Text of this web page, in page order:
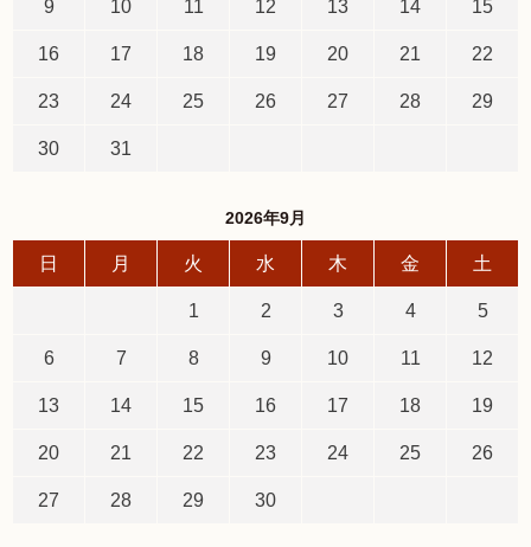
9 10 11 12 13 14 15
16 17 18 19 20 21 22
23 24 25 26 27 28 29
30 31
2026年9月
日 月 火 水 木 金 土
1 2 3 4 5
6 7 8 9 10 11 12
13 14 15 16 17 18 19
20 21 22 23 24 25 26
27 28 29 30